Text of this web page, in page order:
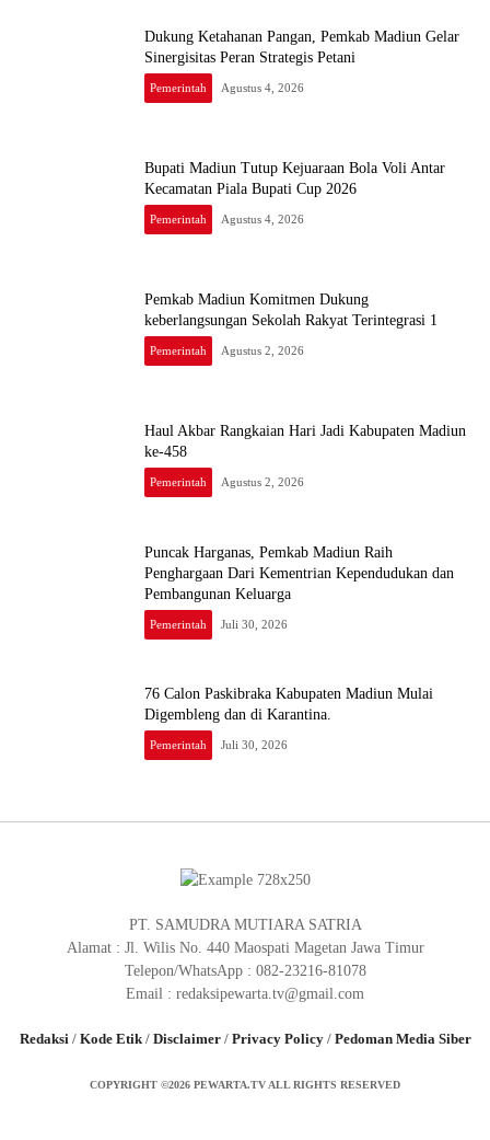
Dukung Ketahanan Pangan, Pemkab Madiun Gelar
Sinergisitas Peran Strategis Petani
Pemerintah Agustus 4, 2026
Bupati Madiun Tutup Kejuaraan Bola Voli Antar
Kecamatan Piala Bupati Cup 2026
Pemerintah Agustus 4, 2026
Pemkab Madiun Komitmen Dukung
keberlangsungan Sekolah Rakyat Terintegrasi 1
Pemerintah Agustus 2, 2026
Haul Akbar Rangkaian Hari Jadi Kabupaten Madiun
ke-458
Pemerintah Agustus 2, 2026
Puncak Harganas, Pemkab Madiun Raih
Penghargaan Dari Kementrian Kependudukan dan
Pembangunan Keluarga
Pemerintah Juli 30, 2026
76 Calon Paskibraka Kabupaten Madiun Mulai
Digembleng dan di Karantina.
Pemerintah Juli 30, 2026
PT. SAMUDRA MUTIARA SATRIA
Alamat : Jl. Wilis No. 440 Maospati Magetan Jawa Timur
Telepon/WhatsApp : 082-23216-81078
Email : redaksipewarta.tv@gmail.com
Redaksi / Kode Etik/ Disclaimer/ Privacy Policy/ Pedoman Media Siber
COPYRIGHT ©2026 PEWARTA.TV ALL RIGHTS RESERVED